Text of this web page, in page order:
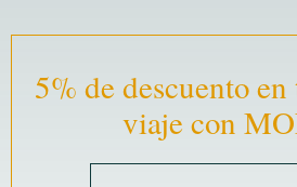
5% de descuento
viaje con